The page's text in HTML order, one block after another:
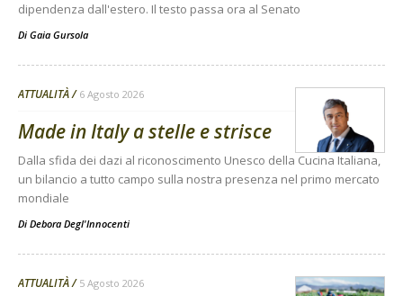
dipendenza dall'estero. Il testo passa ora al Senato
Di Gaia Gursola
ATTUALITÀ 6 Agosto 2026
Made in Italy a stelle e strisce
Dalla sfida dei dazi al riconoscimento Unesco della Cucina Italiana,
un bilancio a tutto campo sulla nostra presenza nel primo mercato
mondiale
Di Debora Degl'Innocenti
ATTUALITÀ 5 Agosto 2026